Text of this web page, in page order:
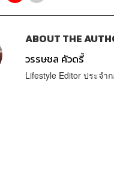
ABOUT THE
วรรษชล คัวดรี้
Lifestyle Editor ประจำ